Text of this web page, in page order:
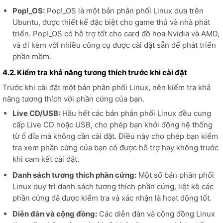
Pop!_OS:Pop!_OS là một bản phân phối Linux dựa trên
Ubuntu, được thiết kế đặc biệt cho game thủ và nhà phát
triển. Pop!_OS có hỗ trợ tốt cho card đồ họa Nvidia và AMD,
và đi kèm với nhiều công cụ được cài đặt sẵn để phát triển
phần mềm.
4.2. Kiểm tra khả năng tương thích trước khi cài đặt
Trước khi cài đặt một bản phân phối Linux, nên kiểm tra khả
năng tương thích với phần cứng của bạn.
Live CD/USB:Hầu hết các bản phân phối Linux đều cung
cấp Live CD hoặc USB, cho phép bạn khởi động hệ thống
từ ổ đĩa mà không cần cài đặt. Điều này cho phép bạn kiểm
tra xem phần cứng của bạn có được hỗ trợ hay không trước
khi cam kết cài đặt.
Danh sách tương thích phần cứng:Một số bản phân phối
Linux duy trì danh sách tương thích phần cứng, liệt kê các
phần cứng đã được kiểm tra và xác nhận là hoạt động tốt.
Diễn đàn và cộng đồng:Các diễn đàn và cộng đồng Linux